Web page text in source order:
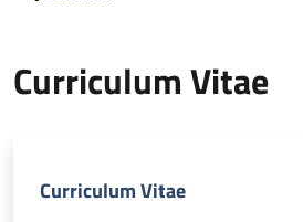
Curriculum Vitae
Curriculum Vitae